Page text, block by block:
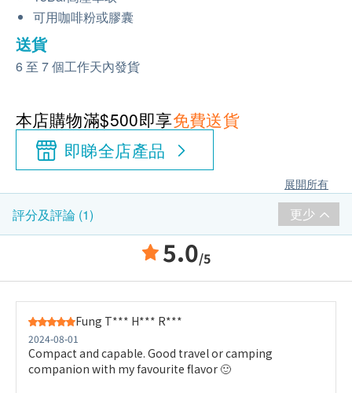
可用咖啡粉或膠囊
送貨
6 至 7 個工作天內發貨
本店購物滿$500即享免費送貨
即睇全店產品
展開所有
評分及評論 (1) 更少
5.0/5
Fung T*** H*** R***
2024-08-01
Compact and capable. Good travel or camping
companion with my favourite flavor 🙂